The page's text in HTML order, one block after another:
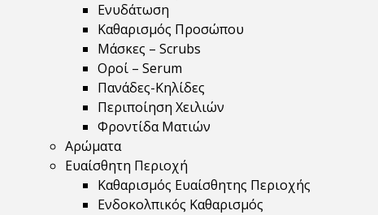
Ενυδάτωση
Καθαρισμός Προσώπου
Μάσκες – Scrubs
Οροί – Serum
Πανάδες-Κηλίδες
Περιποίηση Χειλιών
Φροντίδα Ματιών
Αρώματα
Ευαίσθητη Περιοχή
Καθαρισμός Ευαίσθητης Περιοχής
Ενδοκολπικός Καθαρισμός